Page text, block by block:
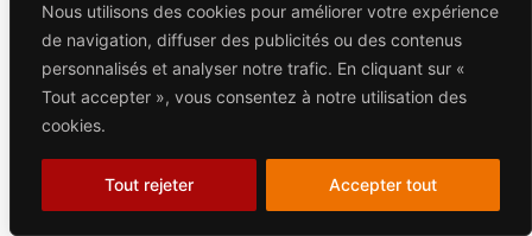
Nous utilisons des cookies pour améliorer votre expérience
de navigation, diffuser des publicités ou des contenus
personnalisés et analyser notre trafic. En cliquant sur «
Tout accepter », vous consentez à notre utilisation des
cookies.
Tout rejeter Accepter tout